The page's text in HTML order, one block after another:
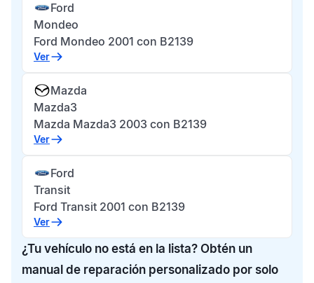
Ford
Mondeo
Ford Mondeo 2001 con B2139
Ver
Mazda
Mazda3
Mazda Mazda3 2003 con B2139
Ver
Ford
Transit
Ford Transit 2001 con B2139
Ver
¿Tu vehículo no está en la lista? Obtén un
manual de reparación personalizado por solo